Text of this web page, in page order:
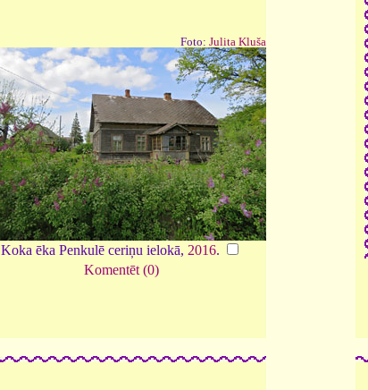
Foto: Julita Kluša
Koka ēka Penkulē ceriņu ielokā, 2016.
Komentēt (0)